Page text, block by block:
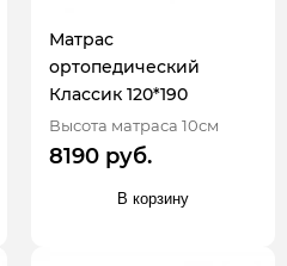
Матрас
ортопедический
Классик 120*190
Высота матраса 10см
8190 руб.
В корзину